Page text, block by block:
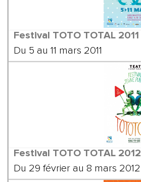
Festival TOTO TOTAL 2011
Du 5 au 11 mars 2011
Festival TOTO TOTAL 2012
Du 29 février au 8 mars 2012